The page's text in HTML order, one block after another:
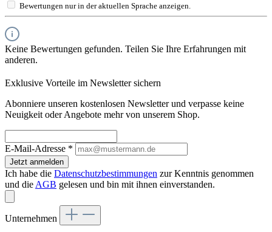
Bewertungen nur in der aktuellen Sprache anzeigen.
Keine Bewertungen gefunden. Teilen Sie Ihre Erfahrungen mit
anderen.
Exklusive Vorteile im Newsletter sichern
Abonniere unseren kostenlosen Newsletter und verpasse keine
Neuigkeit oder Angebote mehr von unserem Shop.
E-Mail-Adresse *
Jetzt anmelden
Ich habe die Datenschutzbestimmungen zur Kenntnis genommen
und die AGB gelesen und bin mit ihnen einverstanden.
Unternehmen